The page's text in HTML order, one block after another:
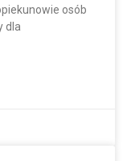
osób
dla